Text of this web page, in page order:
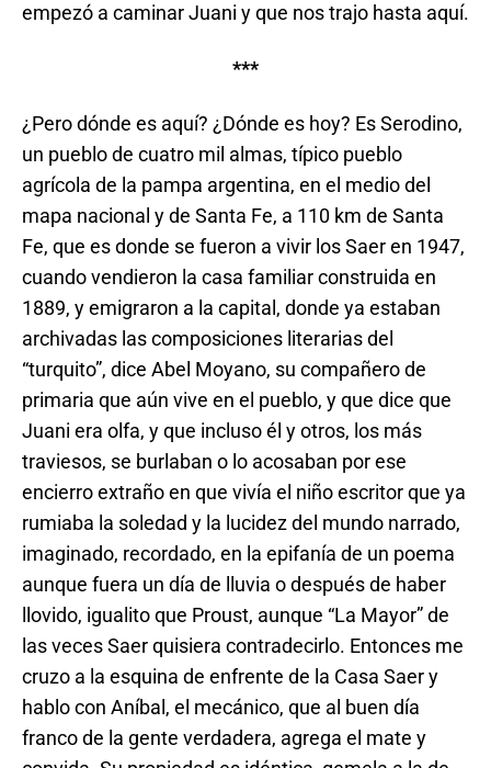
empezó a caminar Juani y que nos trajo hasta aquí.
***
¿Pero dónde es aquí? ¿Dónde es hoy? Es Serodino,
un pueblo de cuatro mil almas, típico pueblo
agrícola de la pampa argentina, en el medio del
mapa nacional y de Santa Fe, a 110 km de Santa
Fe, que es donde se fueron a vivir los Saer en 1947,
cuando vendieron la casa familiar construida en
1889, y emigraron a la capital, donde ya estaban
archivadas las composiciones literarias del
“turquito”, dice Abel Moyano, su compañero de
primaria que aún vive en el pueblo, y que dice que
Juani era olfa, y que incluso él y otros, los más
traviesos, se burlaban o lo acosaban por ese
encierro extraño en que vivía el niño escritor que ya
rumiaba la soledad y la lucidez del mundo narrado,
imaginado, recordado, en la epifanía de un poema
aunque fuera un día de lluvia o después de haber
llovido, igualito que Proust, aunque “La Mayor” de
las veces Saer quisiera contradecirlo. Entonces me
cruzo a la esquina de enfrente de la Casa Saer y
hablo con Aníbal, el mecánico, que al buen día
franco de la gente verdadera, agrega el mate y